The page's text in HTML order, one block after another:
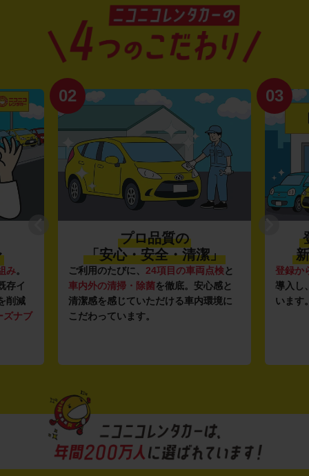
み。
存イ
削減
ズナブ
02
プロ品質の
「安心・安全・清潔」
ご利用のたびに、 24項目の車両点検と
車内外の清掃・除菌を徹底。安心感と
清潔感を感じていただける車内環境に
こだわっています。
03
登録か
導入し
います